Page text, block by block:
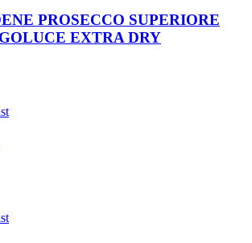
PROSECCO SUPERIORE
EXTRA DRY